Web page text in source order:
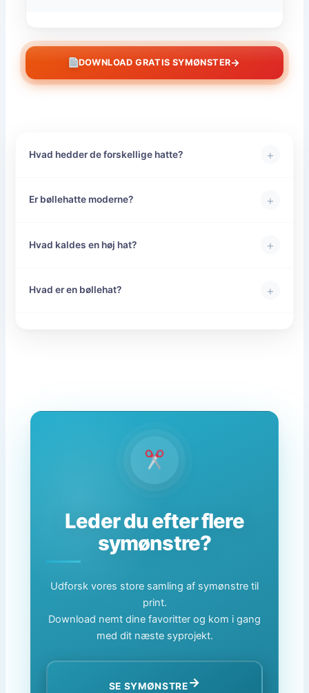
DOWNLOAD GRATIS SYMØNSTER→
Hvad hedder de forskellige hatte? +
Er bøllehatte moderne? +
Hvad kaldes en høj hat? +
Hvad er en bøllehat? +
Leder du efter flere
symønstre?
Udforsk vores store samling af symønstre til
print.
Download nemt dine favoritter og kom i gang
med dit næste syprojekt.
SE SYMØNSTRE→